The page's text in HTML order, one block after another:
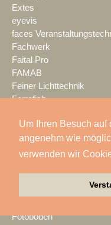
Um Ihren Besuch
angenehm wie
verwenden wir
Extes
eyevis
faces
Fachwerk
Faital Pro
FAMAB
Feiner Lichttechnik
Ferrofish
Fischer
Fischer Amps
flashlight
Fotoboden